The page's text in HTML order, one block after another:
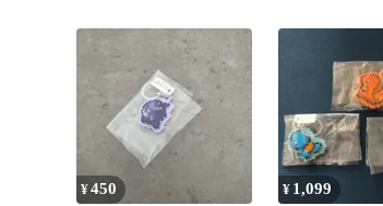
ゼルネアス
¥450 ¥ 1,099